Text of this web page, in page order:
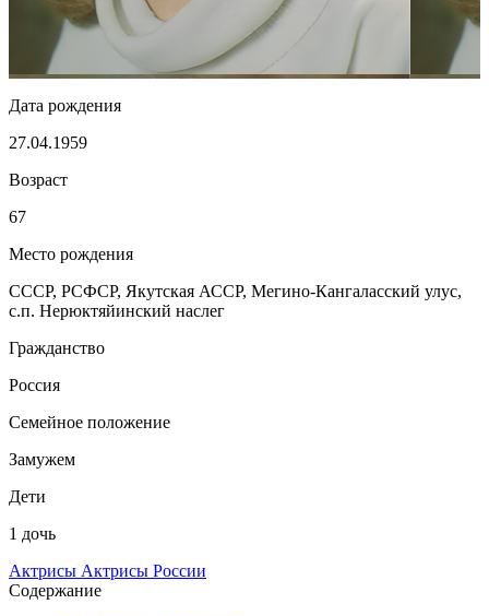
Дата рождения
27.04.1959
Возраст
67
Место рождения
СССР, РСФСР, Якутская АССР, Мегино-Кангаласский улус,
с.п. Нерюктяйинский наслег
Гражданство
Россия
Семейное положение
Замужем
Дети
1 дочь
Актрисы Актрисы России
Содержание